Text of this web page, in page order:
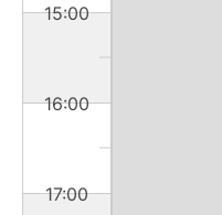
15:00
16:00
17:00